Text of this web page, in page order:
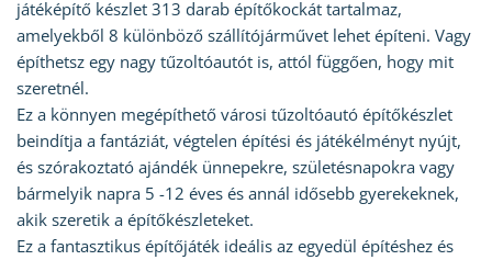
játéképítő készlet 313 darab építőkockát tartalmaz,
amelyekből 8 különböző szállítójárművet lehet építeni. Vagy
építhetsz egy nagy tűzoltóautót is, attól függően, hogy mit
szeretnél.
Ez a könnyen megépíthető városi tűzoltóautó építőkészlet
beindítja a fantáziát, végtelen építési és játékélményt nyújt,
és szórakoztató ajándék ünnepekre, születésnapokra vagy
bármelyik napra 5 -12 éves és annál idősebb gyerekeknek,
akik szeretik a építőkészleteket.
Ez a fantasztikus építőjáték ideális az egyedül építéshez és